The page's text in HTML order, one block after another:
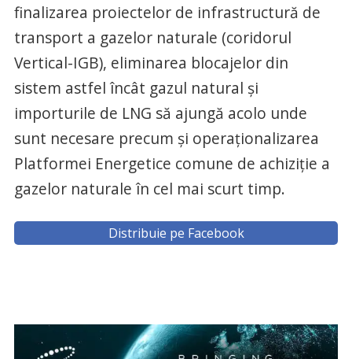
finalizarea proiectelor de infrastructură de
transport a gazelor naturale (coridorul
Vertical-IGB), eliminarea blocajelor din
sistem astfel încât gazul natural şi
importurile de LNG să ajungă acolo unde
sunt necesare precum şi operaţionalizarea
Platformei Energetice comune de achiziţie a
gazelor naturale în cel mai scurt timp.
Distribuie pe Facebook